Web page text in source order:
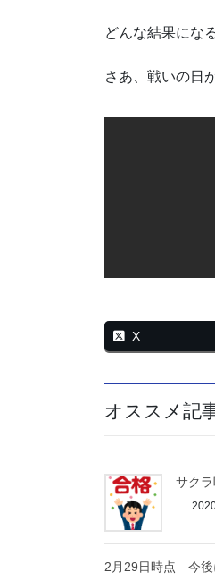
どんな結果にな
さあ、戦いの日
X
オススメ記
サク
2月29日時点 今後